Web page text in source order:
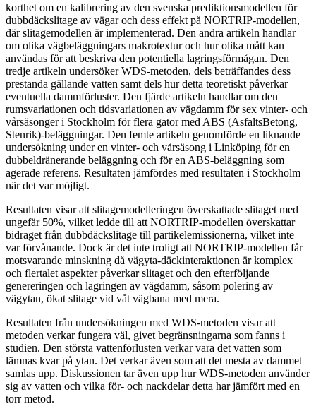
korthet om en kalibrering av den svenska prediktionsmodellen för
dubbdäckslitage av vägar och dess effekt på NORTRIP-modellen,
där slitagemodellen är implementerad. Den andra artikeln handlar
om olika vägbeläggningars makrotextur och hur olika mått kan
användas för att beskriva den potentiella lagringsförmågan. Den
tredje artikeln undersöker WDS-metoden, dels beträffandes dess
prestanda gällande vatten samt dels hur detta teoretiskt påverkar
eventuella dammförluster. Den fjärde artikeln handlar om den
rumsvariationen och tidsvariationen av vägdamm för sex vinter- och
vårsäsonger i Stockholm för flera gator med ABS (AsfaltsBetong,
Stenrik)-beläggningar. Den femte artikeln genomförde en liknande
undersökning under en vinter- och vårsäsong i Linköping för en
dubbeldränerande beläggning och för en ABS-beläggning som
agerade referens. Resultaten jämfördes med resultaten i Stockholm
när det var möjligt.
Resultaten visar att slitagemodelleringen överskattade slitaget med
ungefär 50%, vilket ledde till att NORTRIP-modellen överskattar
bidraget från dubbdäckslitage till partikelemissionerna, vilket inte
var förvånande. Dock är det inte troligt att NORTRIP-modellen får
motsvarande minskning då vägyta-däckinteraktionen är komplex
och flertalet aspekter påverkar slitaget och den efterföljande
genereringen och lagringen av vägdamm, såsom polering av
vägytan, ökat slitage vid våt vägbana med mera.
Resultaten från undersökningen med WDS-metoden visar att
metoden verkar fungera väl, givet begränsningarna som fanns i
studien. Den största vattenförlusten verkar vara det vatten som
lämnas kvar på ytan. Det verkar även som att det mesta av dammet
samlas upp. Diskussionen tar även upp hur WDS-metoden använder
sig av vatten och vilka för- och nackdelar detta har jämfört med en
torr metod.